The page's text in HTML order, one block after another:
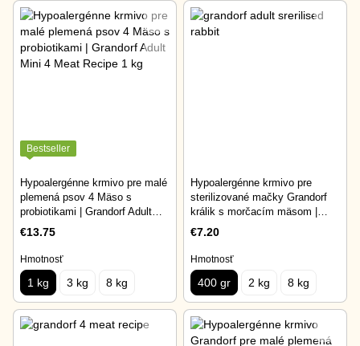
Bestseller
Hypoalergénne krmivo pre malé
plemená psov 4 Mäso s
probiotikami | Grandorf Adult
Mini 4 Meat Recipe 1 kg
€13.75
Hmotnosť
1 kg 3 kg 8 kg
Hypoalergénne krmivo pre
sterilizované mačky Grandorf
králik s morčacím mäsom |
Grandorf Rabbit & Turkey Adult
€7.20
Hmotnosť
400 gr 2 kg 8 kg